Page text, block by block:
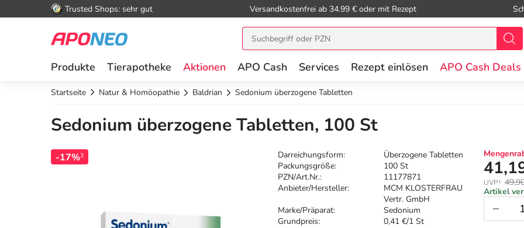
Trusted Shops: sehr gut Versandkostenfrei ab 34.99 € oder mit Rezept
Produkte Tierapotheke Aktionen APO Cash Services Rezept einlösen APO Cash Deals
Startseite Natur & Homöopathie Baldrian Sedonium überzogene Tabletten
Sedonium überzogene Tabletten, 100 St
-17%3 Darreichungsform:
Überzogene Tabletten
Packungsgröße:
100 St
PZN/Art.Nr.:
11177871
Anbieter/Hersteller:
MCM KLOSTERFRAU
Vertr. GmbH
Marke/Präparat:
Sedonium
Grundpreis:
0,41 €/1 St
UVP¹
Artikel